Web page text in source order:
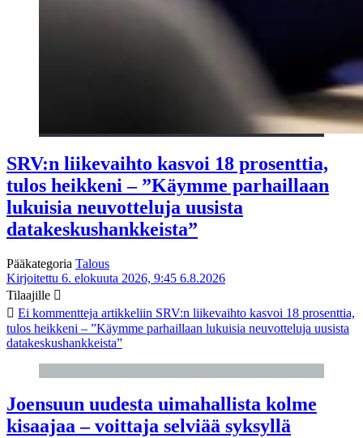
SRV:n liikevaihto kasvoi 18 prosenttia,
tulos heikkeni – ”Käymme parhaillaan
lukuisia neuvotteluja uusista
datakeskushankkeista”
Pääkategoria Talous
Kirjoitettu 6. elokuuta 2026, 9:45 6.8.2026
Tilaajille
Ei kommentteja artikkeliin SRV:n liikevaihto kasvoi 18 prosenttia,
tulos heikkeni – ”Käymme parhaillaan lukuisia neuvotteluja uusista
datakeskushankkeista”
Joensuun uudesta uimahallista kolme
kisaajaa – voittaja selviää syksyllä